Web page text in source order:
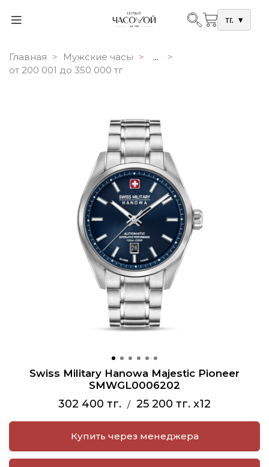
тг. ▾
Главная Мужские часы
...
от 200 001 до 350 000 тг
Swiss Military Hanowa Majestic Pioneer
SMWGL0006202
302 400 тг. / 25 200 тг. x12
Купить через менеджера